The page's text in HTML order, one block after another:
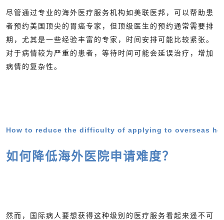
尽管通过专业的海外医疗服务机构如美联医邦，可以帮助患
者预约美国顶尖的胃癌专家，但顶级医生的预约通常需要排
期，尤其是一些经验丰富的专家，时间安排可能比较紧张。
对于病情较为严重的患者，等待时间可能会延误治疗，增加
病情的复杂性。
How to reduce the difficulty of applying to overseas
如何降低海外医院申请难度？
然而，国际病人要想获得这种级别的医疗服务看起来遥不可